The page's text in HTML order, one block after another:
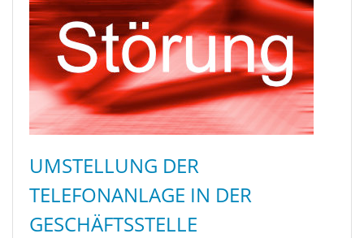
UMSTELLUNG DER
TELEFONANLAGE IN DER
GESCHÄFTSSTELLE